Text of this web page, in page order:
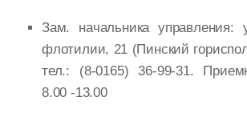
Зам. начальника управления:
флотилии, 21 (Пинский
тел.: (8-0165) 36-99-31.
8.00 -13.00